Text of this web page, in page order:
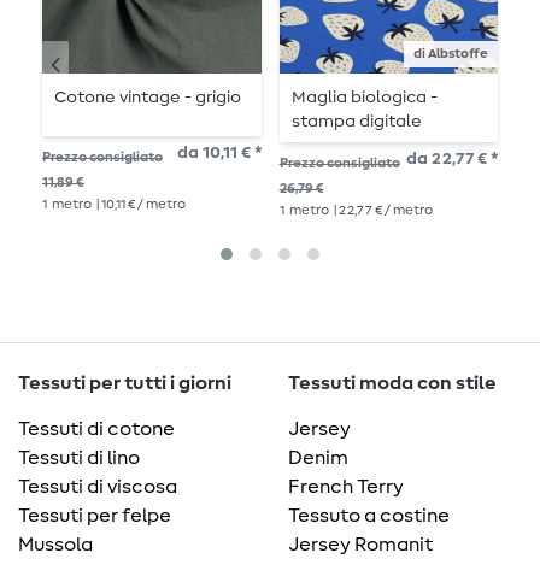
Cotone vintage - grigio
Prezzo consigliato
11,89 €
da 10,11 € *
1 metro | 10,11 € / metro
di Albstoffe
Maglia biologica -
stampa digitale
Picknick Strawberries
blu royal
Prezzo consigliato
26,79 €
da 22,77 € *
1 metro | 22,77 € / metro
Tessuti per tutti i giorni
Tessuti di cotone
Tessuti di lino
Tessuti di viscosa
Tessuti per felpe
Mussola
Tessuti moda con stile
Jersey
Denim
French Terry
Tessuto a costine
Jersey Romanit